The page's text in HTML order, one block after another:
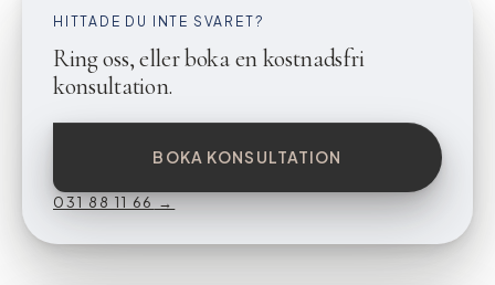
HITTADE DU INTE SVARET?
Ring oss, eller boka en kostnadsfri
konsultation.
BOKA KONSULTATION
031 88 11 66→